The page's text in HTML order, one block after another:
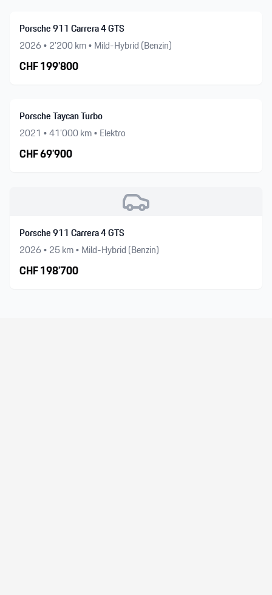
Porsche 911 Carrera 4 GTS
2026• 2’200km • Mild-Hybrid (Benzin)
CHF199’800
Porsche Taycan Turbo
2021 •41’000km • Elektro
CHF69’900
Porsche 911 Carrera 4 GTS
2026• 25km • Mild-Hybrid (Benzin)
CHF198’700